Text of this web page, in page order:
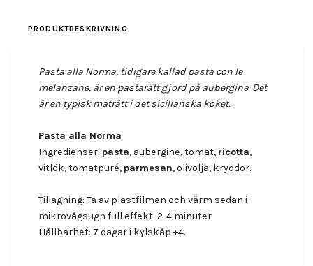
PRODUKTBESKRIVNING
Pasta alla Norma, tidigare kallad pasta con le
melanzane, är en pastarätt gjord på aubergine. Det
är en typisk maträtt i det sicilianska köket.
Pasta alla Norma
Ingredienser: pasta, aubergine, tomat, ricotta,
vitlök, tomatpuré, parmesan, olivolja, kryddor.
Tillagning: Ta av plastfilmen och värm sedan i
mikrovågsugn full effekt: 2-4 minuter
Hållbarhet: 7 dagar i kylskåp +4.